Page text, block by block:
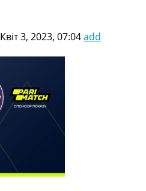
Квіт 3, 2023, 07:04add